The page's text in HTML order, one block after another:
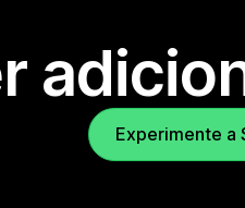
Experimente a